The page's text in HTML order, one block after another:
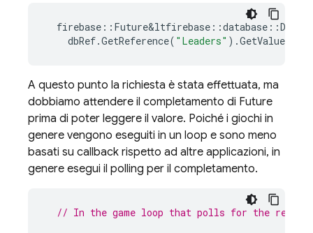
firebase :: Future&ltfirebase ::database ::
dbRef.GetReference( "Leaders" ).GetValue
A questo punto la richiesta è stata effettuata, ma
dobbiamo attendere il completamento di Future
prima di poter leggere il valore. Poiché i giochi in
genere vengono eseguiti in un loop e sono meno
basati su callback rispetto ad altre applicazioni, in
genere esegui il polling per il completamento.
// In the game loop that polls for the